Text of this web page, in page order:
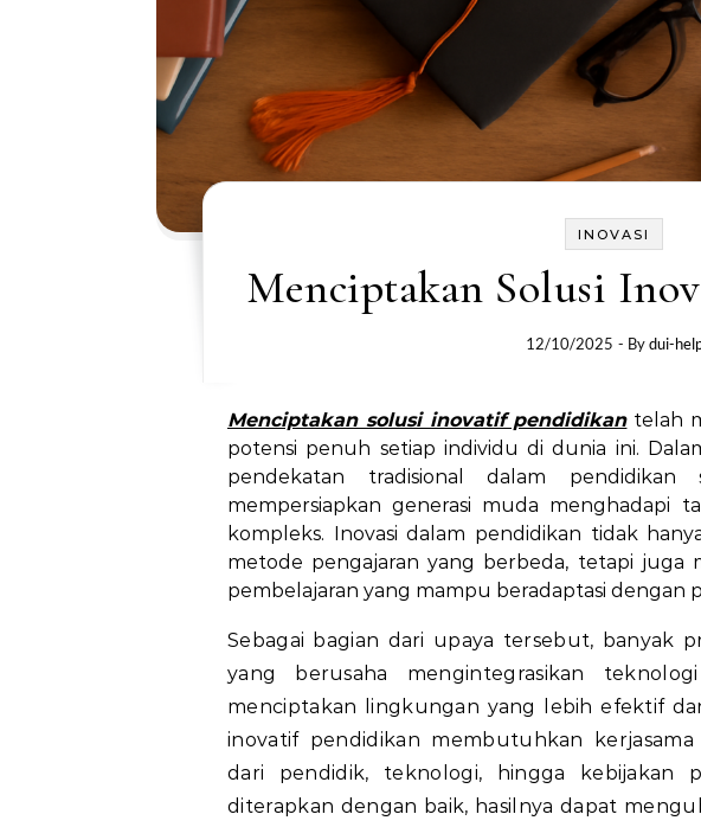
INOVASI
Menciptakan Solusi
12/10/2025 - Bydui-
Menciptakan solusi inovatif pendidikantelah
potensi penuh setiap individu di dunia ini.
pendekatan tradisional dalam
mempersiapkan generasi muda menghadapi
kompleks. Inovasi dalam pendidikan tidak
metode pengajaran yang berbeda, tetapi juga
pembelajaran yang mampu beradaptasi dengan
Sebagai bagian dari upaya tersebut, banyak
yang berusaha mengintegrasikan
menciptakan lingkungan yang lebih efektif
inovatif pendidikan membutuhkan
dari pendidik, teknologi, hingga kebijakan
diterapkan dengan baik, hasilnya dapat